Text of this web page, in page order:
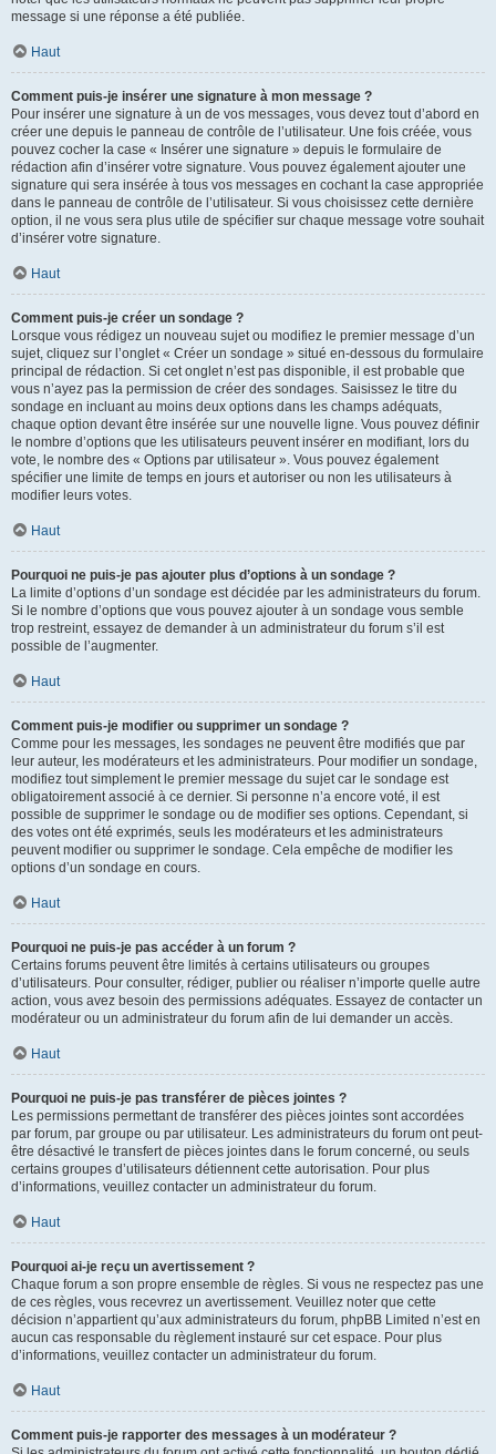
message si une réponse a été publiée.
Haut
Comment puis-je insérer une signature à mon message ?
Pour insérer une signature à un de vos messages, vous devez tout d’abord en
créer une depuis le panneau de contrôle de l’utilisateur. Une fois créée, vous
pouvez cocher la case « Insérer une signature » depuis le formulaire de
rédaction afin d’insérer votre signature. Vous pouvez également ajouter une
signature qui sera insérée à tous vos messages en cochant la case appropriée
dans le panneau de contrôle de l’utilisateur. Si vous choisissez cette dernière
option, il ne vous sera plus utile de spécifier sur chaque message votre souhait
d’insérer votre signature.
Haut
Comment puis-je créer un sondage ?
Lorsque vous rédigez un nouveau sujet ou modifiez le premier message d’un
sujet, cliquez sur l’onglet « Créer un sondage » situé en-dessous du formulaire
principal de rédaction. Si cet onglet n’est pas disponible, il est probable que
vous n’ayez pas la permission de créer des sondages. Saisissez le titre du
sondage en incluant au moins deux options dans les champs adéquats,
chaque option devant être insérée sur une nouvelle ligne. Vous pouvez définir
le nombre d’options que les utilisateurs peuvent insérer en modifiant, lors du
vote, le nombre des « Options par utilisateur ». Vous pouvez également
spécifier une limite de temps en jours et autoriser ou non les utilisateurs à
modifier leurs votes.
Haut
Pourquoi ne puis-je pas ajouter plus d’options à un sondage ?
La limite d’options d’un sondage est décidée par les administrateurs du forum.
Si le nombre d’options que vous pouvez ajouter à un sondage vous semble
trop restreint, essayez de demander à un administrateur du forum s’il est
possible de l’augmenter.
Haut
Comment puis-je modifier ou supprimer un sondage ?
Comme pour les messages, les sondages ne peuvent être modifiés que par
leur auteur, les modérateurs et les administrateurs. Pour modifier un sondage,
modifiez tout simplement le premier message du sujet car le sondage est
obligatoirement associé à ce dernier. Si personne n’a encore voté, il est
possible de supprimer le sondage ou de modifier ses options. Cependant, si
des votes ont été exprimés, seuls les modérateurs et les administrateurs
peuvent modifier ou supprimer le sondage. Cela empêche de modifier les
options d’un sondage en cours.
Haut
Pourquoi ne puis-je pas accéder à un forum ?
Certains forums peuvent être limités à certains utilisateurs ou groupes
d’utilisateurs. Pour consulter, rédiger, publier ou réaliser n’importe quelle autre
action, vous avez besoin des permissions adéquates. Essayez de contacter un
modérateur ou un administrateur du forum afin de lui demander un accès.
Haut
Pourquoi ne puis-je pas transférer de pièces jointes ?
Les permissions permettant de transférer des pièces jointes sont accordées
par forum, par groupe ou par utilisateur. Les administrateurs du forum ont peut-
être désactivé le transfert de pièces jointes dans le forum concerné, ou seuls
certains groupes d’utilisateurs détiennent cette autorisation. Pour plus
d’informations, veuillez contacter un administrateur du forum.
Haut
Pourquoi ai-je reçu un avertissement ?
Chaque forum a son propre ensemble de règles. Si vous ne respectez pas une
de ces règles, vous recevrez un avertissement. Veuillez noter que cette
décision n’appartient qu’aux administrateurs du forum, phpBB Limited n’est en
aucun cas responsable du règlement instauré sur cet espace. Pour plus
d’informations, veuillez contacter un administrateur du forum.
Haut
Comment puis-je rapporter des messages à un modérateur ?